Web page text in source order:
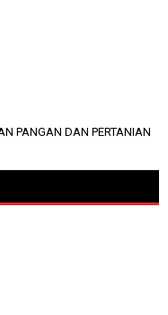
PANGAN DAN PERTANIAN